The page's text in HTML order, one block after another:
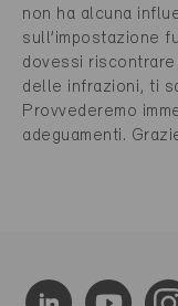
non ha alcuna
sull’impostazione
dovessi
delle infrazioni, ti
Provvederemo
adeguamenti.